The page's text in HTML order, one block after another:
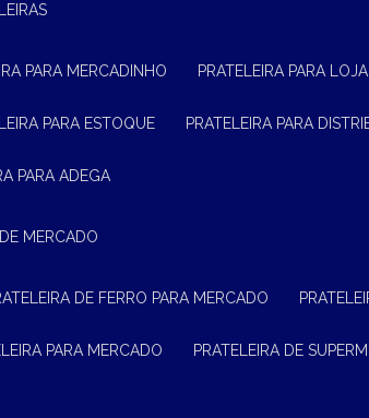
PARA MERCADINHO PRATELEIRA PARA
PARA ESTOQUE PRATELEIRA PARA
PARA ADEGA
DE MERCADO
DE FERRO PARA MERCADO
PARA MERCADO PRATELEIRA DE